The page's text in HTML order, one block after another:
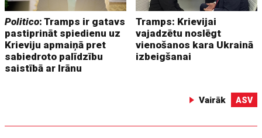
Politico: Tramps ir gatavs
pastiprināt spiedienu uz
Krieviju apmaiņā pret
sabiedroto palīdzību
saistībā ar Irānu
Tramps: Krievijai
vajadzētu noslēgt
vienošanos kara Ukrainā
izbeigšanai
Vairāk ASV